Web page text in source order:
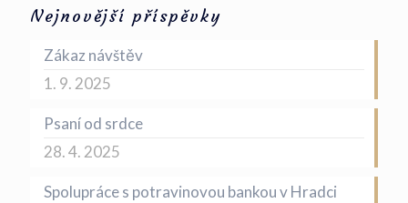
Nejnovější příspěvky
Zákaz návštěv
1. 9. 2025
Psaní od srdce
28. 4. 2025
Spolupráce s potravinovou bankou v Hradci